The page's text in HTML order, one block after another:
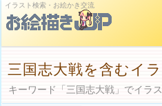
イラスト検索・お絵かき交流
三国志大戦を含むイ
キーワード「三国志大戦」でイラ